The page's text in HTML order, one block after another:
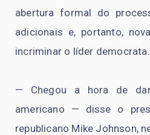
abertura formal do
adicionais e, portanto,
incriminar o líder democrata.
— Chegou a hora de
americano — disse o
republicano Mike Johnson,